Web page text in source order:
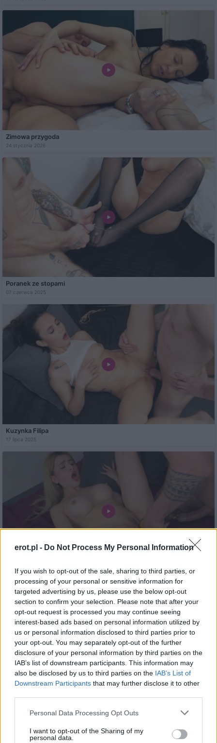
erot.pl - Do Not Process My Personal Information
If you wish to opt-out of the sale, sharing to third parties, or
processing of your personal or sensitive information for
targeted advertising by us, please use the below opt-out
section to confirm your selection. Please note that after your
opt-out request is processed you may continue seeing
interest-based ads based on personal information utilized by
us or personal information disclosed to third parties prior to
your opt-out. You may separately opt-out of the further
disclosure of your personal information by third parties on the
IAB’s list of downstream participants. This information may
also be disclosed by us to third parties on the IAB’s List of
Downstream Participants that may further disclose it to other
Please note that this website/app uses one or more Google
not limited to your visit or usage behaviour. You may click to
grant or deny consent to Google and its third-party tags to
Personal Data Processing Opt Outs
I want to opt-out of the Sharing of my
personal data.
Zimowa przygoda
24 stycznia 2026
Poranek ze stopami
07 czerwca 2025
Kuzynka Filipa
17 lipca 2025
Kontrola osobista
12 czerwca 2025
26 czerwca 2025